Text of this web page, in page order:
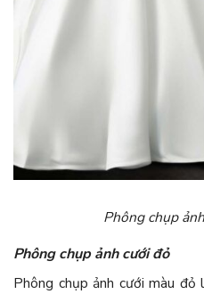
Phông chụp
Phông chụp ảnh cưới đỏ
Phông chụp ảnh cưới màu